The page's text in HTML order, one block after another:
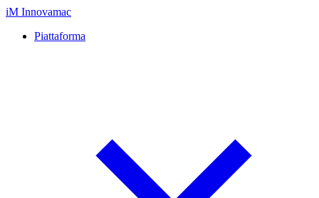
iM Innovamac
Piattaforma